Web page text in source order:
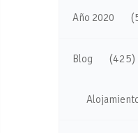
Año 2020
Blog (425)